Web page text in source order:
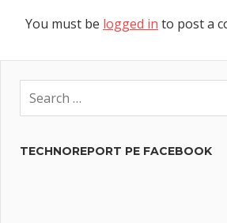
You must be logged in to post a
TECHNOREPORT PE FACEBOOK